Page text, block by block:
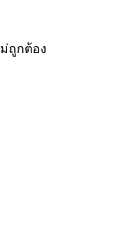
ถูกต้อง